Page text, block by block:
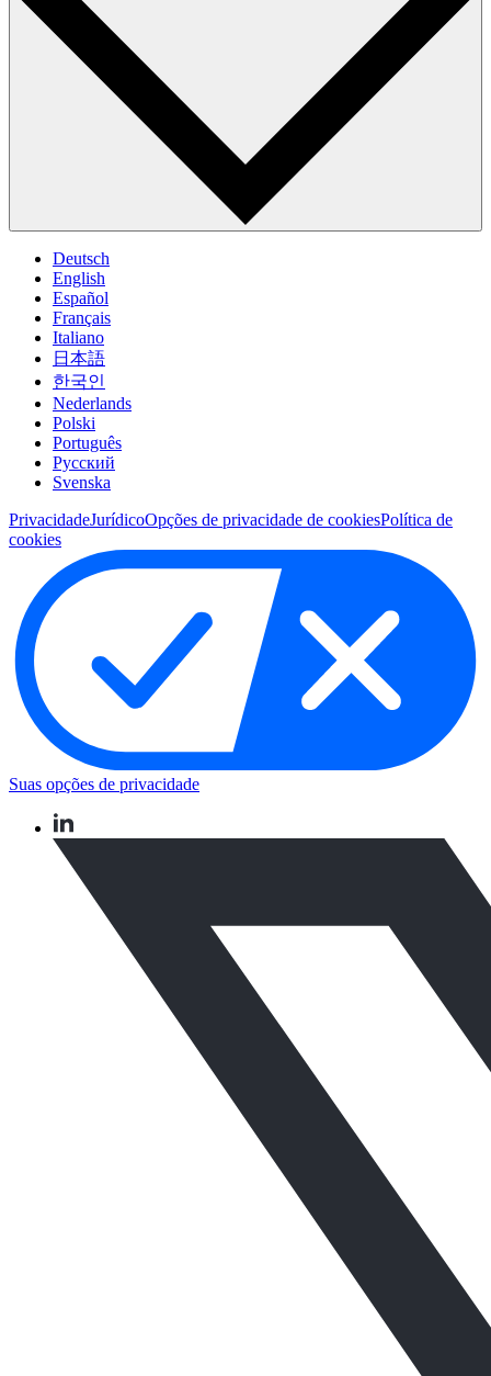
Deutsch
English
Español
Français
Italiano
日本語
한국인
Nederlands
Polski
Português
Pусский
Svenska
PrivacidadeJurídicoOpções de privacidade de cookiesPolítica de
cookies
Suas opções de privacidade